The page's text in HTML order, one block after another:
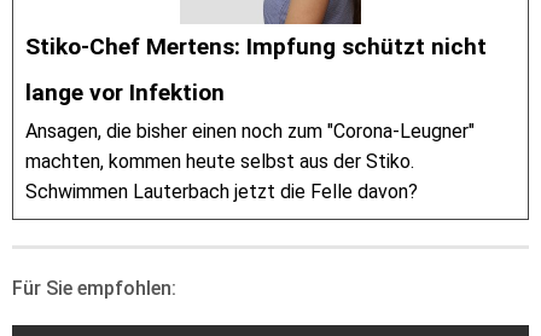
Stiko-Chef Mertens: Impfung schützt nicht
lange vor Infektion
Ansagen, die bisher einen noch zum "Corona-Leugner"
machten, kommen heute selbst aus der Stiko.
Schwimmen Lauterbach jetzt die Felle davon?
Für Sie empfohlen: